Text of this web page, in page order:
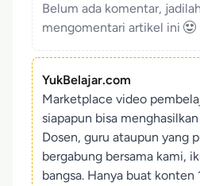
Belum ada komentar,
mengomentari artikel ini
YukBelajar.com
Marketplace video
siapapun bisa
Dosen, guru ataupun yang
bergabung bersama kami,
bangsa. Hanya buat konten